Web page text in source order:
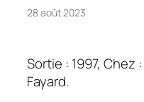
28 août 2023
Sortie : 1997, Chez
Fayard.